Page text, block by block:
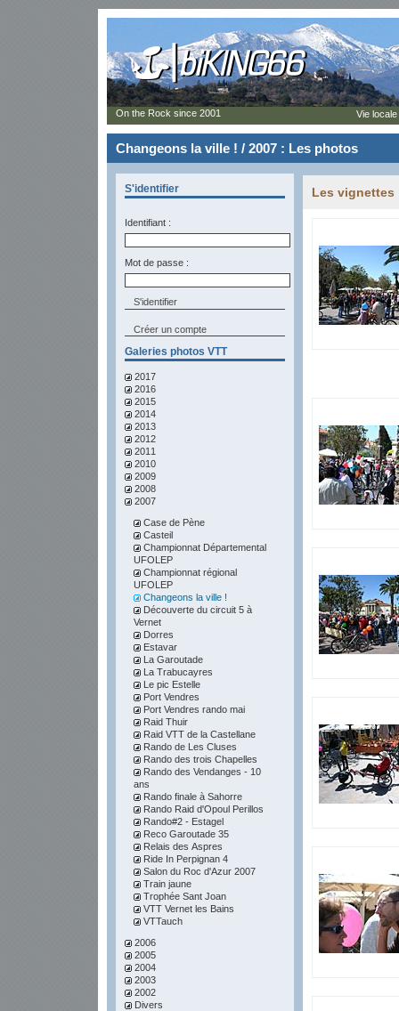
Changeons la ville ! / 2007 : Les photos
S'identifier
Identifiant :
Mot de passe :
Créer un compte
Galeries photos VTT
2017
2016
2015
2014
2013
2012
2011
2010
2009
2008
2007
Case de Pène
Casteil
Championnat Départemental
UFOLEP
Championnat régional
UFOLEP
Changeons la ville !
Découverte du circuit 5 à
Vernet
Dorres
Estavar
La Garoutade
La Trabucayres
Le pic Estelle
Port Vendres
Port Vendres rando mai
Raid Thuir
Raid VTT de la Castellane
Rando de Les Cluses
Rando des trois Chapelles
Rando des Vendanges - 10
ans
Rando finale à Sahorre
Rando Raid d'Opoul Perillos
Rando#2 - Estagel
Reco Garoutade 35
Relais des Aspres
Ride In Perpignan 4
Salon du Roc d'Azur 2007
Train jaune
Trophée Sant Joan
VTT Vernet les Bains
VTTauch
2006
2005
2004
2003
2002
Divers
Les vignettes
On the Rock since 2001 Vie